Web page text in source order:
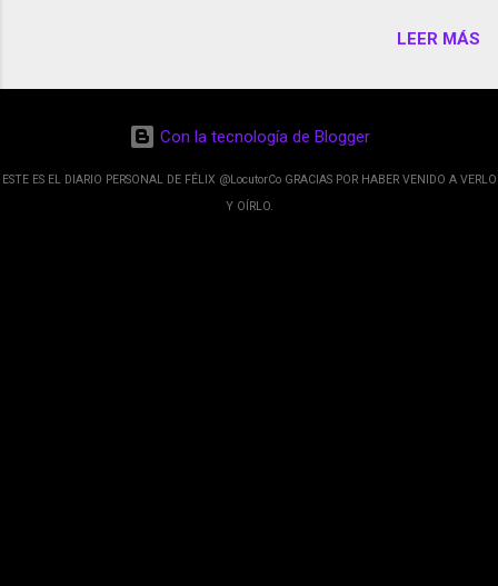
de esos sentidos es lo que hacen los
desarrolladores de Alphabet, la compañía matriz
de Google; y por el otro lado tenemos el
crecimiento de Google Maps con lo que
informamos los usuarios reseñas del lugares
LEER MÁS
Con la tecnología de Blogger
ESTE ES EL DIARIO PERSONAL DE FÉLIX @LocutorCo GRACIAS POR HABER VENIDO A VERLO
Y OÍRLO.